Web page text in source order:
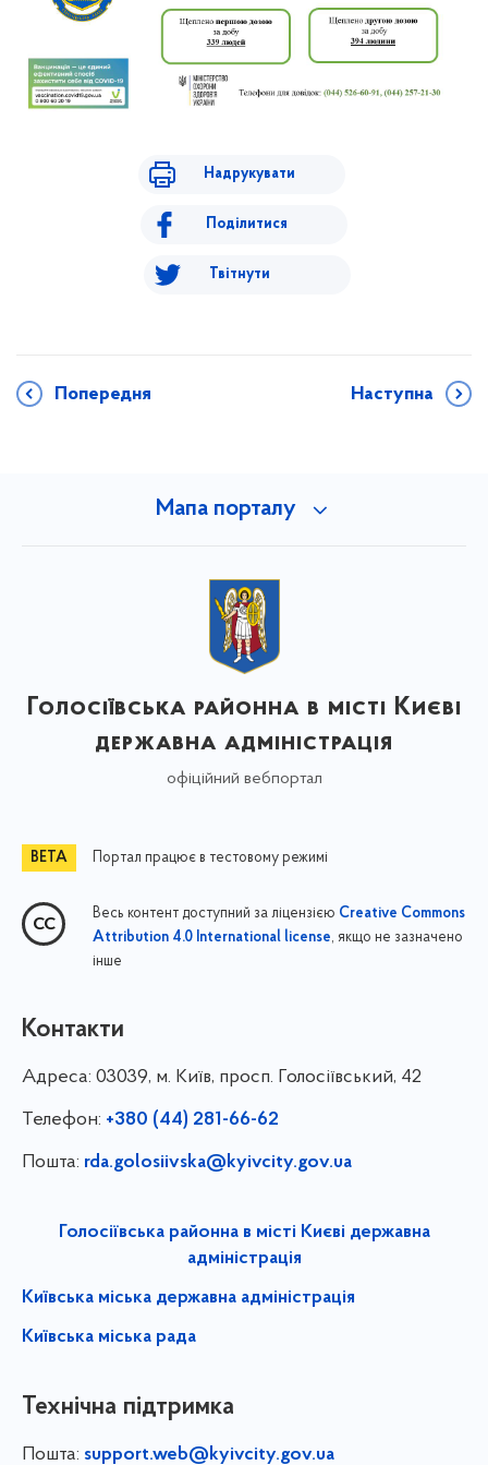
Надрукувати
Поділитися
Твітнути
Попередня Наступна
Мапа порталу
Голосіївська районна в місті Києві
державна адміністрація
офіційний вебпортал
Портал працює в тестовому режимі
Весь контент доступний за ліцензією Creative Commons
Attribution 4.0 International license, якщо не зазначено
інше
Контакти
Адреса: 03039, м. Київ, просп. Голосіївський, 42
Телефон: +380 (44) 281-66-62
Пошта: rda.golosiivska@kyivcity.gov.ua
Голосіївська районна в місті Києві державна
адміністрація
Київська міська державна адміністрація
Київська міська рада
Технічна підтримка
Пошта: support.web@kyivcity.gov.ua